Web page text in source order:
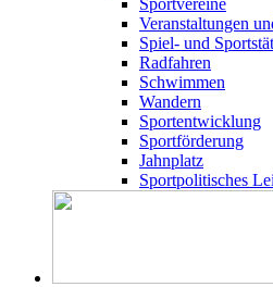
Sportvereine
Veranstaltungen
Spiel- und
Radfahren
Schwimmen
Wandern
Sportentwicklung
Sportförderung
Jahnplatz
Sportpolitisches